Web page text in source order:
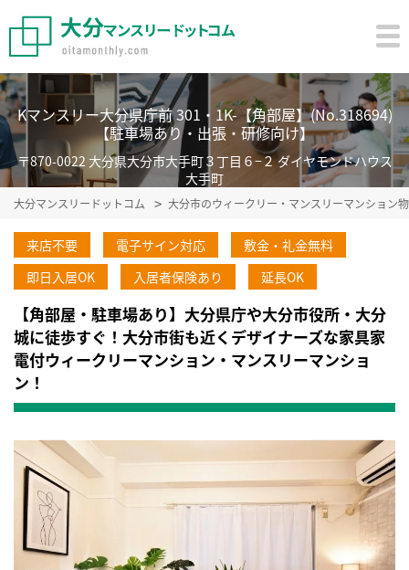
Kマンスリー大分県庁前 301・1K-【角部屋】(No.318694)
【駐車場あり・出張・研修向け】
〒870-0022 大分県大分市大手町３丁目６−２ ダイヤモンドハウス
大手町
大分マンスリードットコム 大分市のウィークリー・マンスリーマンション
来店不要 電子サイン対応
敷金・礼金無料
即日入居OK
入居者保険あり 延長OK
【角部屋・駐車場あり】大分県庁や大分市役所・大分
城に徒歩すぐ！大分市街も近くデザイナーズな家具家
電付ウィークリーマンション・マンスリーマンショ
ン！